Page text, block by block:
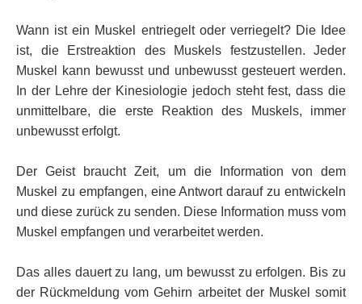
Wann ist ein Muskel entriegelt oder verriegelt? Die Idee
ist, die Erstreaktion des Muskels festzustellen. Jeder
Muskel kann bewusst und unbewusst gesteuert werden.
In der Lehre der Kinesiologie jedoch steht fest, dass die
unmittelbare, die erste Reaktion des Muskels, immer
unbewusst erfolgt.
Der Geist braucht Zeit, um die Information von dem
Muskel zu empfangen, eine Antwort darauf zu entwickeln
und diese zurück zu senden. Diese Information muss vom
Muskel empfangen und verarbeitet werden.
Das alles dauert zu lang, um bewusst zu erfolgen. Bis zu
der Rückmeldung vom Gehirn arbeitet der Muskel somit